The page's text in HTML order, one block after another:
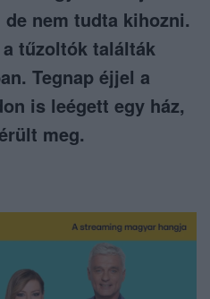
nem tudta kihozni.
tűzoltók találták
Tegnap éjjel a
is leégett egy ház,
meg.